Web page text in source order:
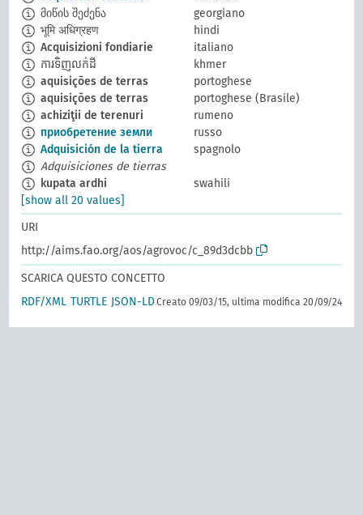
მიწის შეძენა
georgiano
भूमि अधिग्रहण
hindi
Acquisizioni fondiarie
italiano
ការទិញលក់ដី
khmer
aquisições de terras
portoghese
aquisições de terras
portoghese (Brasile)
achiziţii de terenuri
rumeno
приобретение земли
russo
Adquisición de la tierra
spagnolo
Adquisiciones de tierras
kupata ardhi
swahili
[show all 20 values]
URI
http://aims.fao.org/aos/agrovoc/c_89d3dcbb
SCARICA QUESTO CONCETTO
RDF/XML TURTLE JSON-LDCreato 09/03/15, ultima modifica 20/09/24